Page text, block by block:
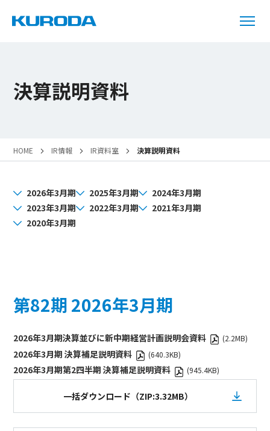
決算説明資料
HOME IR情報 IR資料室 決算説明資料
2026年3月期 2025年3月期
2024年3月期
2023年3月期
2022年3月期
2021年3月期
2020年3月期
第82期 2026年3月期
2026年3月期決算並びに新中期経営計画説明会資料 (2.2MB)
2026年3月期 決算補足説明資料 (640.3KB)
2026年3月期第2四半期 決算補足説明資料 (945.4KB)
一括ダウンロード（ZIP:3.32MB）